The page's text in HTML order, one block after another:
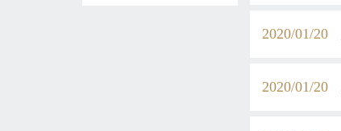
2020/01/20
2020/01/20